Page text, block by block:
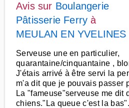
Avis sur Boulangerie
Pâtisserie Ferry à
MEULAN EN YVELINES
Serveuse une en particulier,
quarantaine/cinquantaine ,
J'étais arrivé à être servi la
m'a dit que je pouvais passer
La "fameuse"serveuse me dit
chiens."La queue c'est la